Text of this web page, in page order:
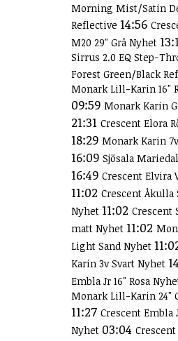
Morning Mist/Satin
Reflective 14:56
M20 29" Grå Nyhet
Sirrus 2.0 EQ Step-
Forest Green/Black
Monark Lill-Karin 16"
09:59 Monark Karin
21:31 Crescent Elora
18:29 Monark Karin
16:09 Sjösala
16:49 Crescent Elvira
11:02 Crescent Åkulla
Nyhet 11:02 Crescent
matt Nyhet 11:02
Light Sand Nyhet
Karin 3v Svart Nyhet
Embla Jr 16" Rosa
Monark Lill-Karin 24"
11:27 Crescent Embla
Nyhet 03:04